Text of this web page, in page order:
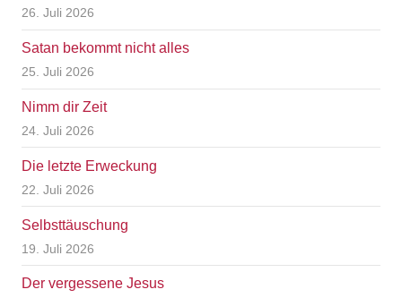
26. Juli 2026
Satan bekommt nicht alles
25. Juli 2026
Nimm dir Zeit
24. Juli 2026
Die letzte Erweckung
22. Juli 2026
Selbsttäuschung
19. Juli 2026
Der vergessene Jesus